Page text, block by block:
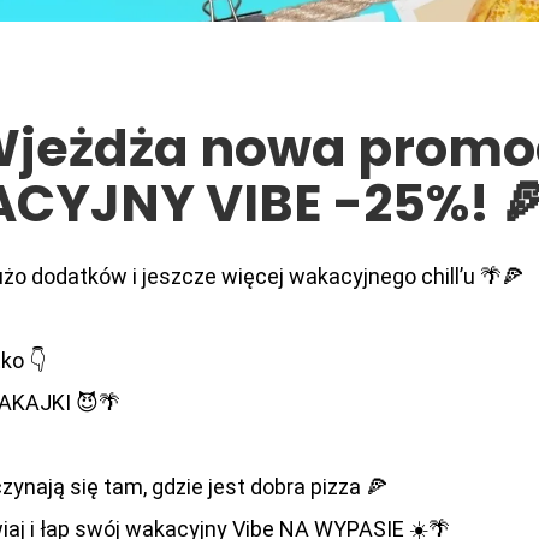
nowa
VIBE -25%!
dodatków i jeszcze więcej wakacyjnego chill’u 🌴🍕
👇
😈🌴
się tam, gdzie jest dobra pizza 🍕
i łap swój wakacyjny Vibe NA WYPASIE ☀️🌴